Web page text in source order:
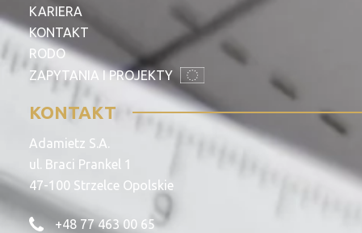
KARIERA
KONTAKT
RODO
ZAPYTANIA I PROJEKTY
KONTAKT
Adamietz S.A.
ul. Braci Prankel 1
47-100 Strzelce Opolskie
+48 77 463 00 65